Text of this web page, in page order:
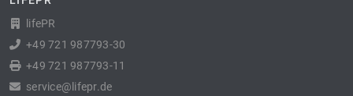
lifePR
+49 721 987793-30
+49 721 987793-11
service@lifepr.de